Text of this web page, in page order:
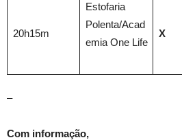
20h15m
Estofaria
Polenta/Acad
emia One Life
X
–
Com informação,